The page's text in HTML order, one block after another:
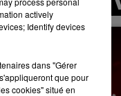
actively
Identify devices
dans "Gérer
que pour
cookies" situé en